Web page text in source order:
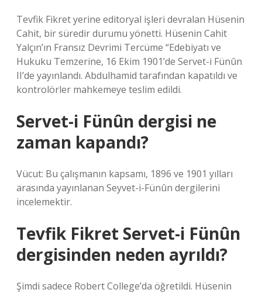
Tevfik Fikret yerine editoryal işleri devralan Hüsenin
Cahit, bir süredir durumu yönetti. Hüsenin Cahit
Yalçın’ın Fransız Devrimi Tercüme “Edebiyatı ve
Hukuku Temzerine, 16 Ekim 1901’de Servet-i Fünûn
II’de yayınlandı. Abdulhamid tarafından kapatıldı ve
kontrolörler mahkemeye teslim edildi.
Servet-i Fünûn dergisi ne
zaman kapandı?
Vücut: Bu çalışmanın kapsamı, 1896 ve 1901 yılları
arasında yayınlanan Seyvet-i-Fünûn dergilerini
incelemektir.
Tevfik Fikret Servet-i Fünûn
dergisinden neden ayrıldı?
Şimdi sadece Robert College’da öğretildi. Hüsenin